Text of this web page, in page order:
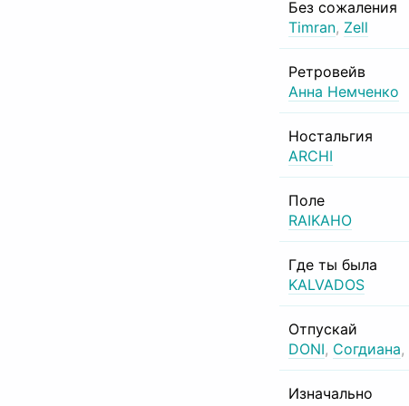
Без сожаления
Timran, Zell
Ретровейв
Анна Немченко
Ностальгия
ARCHI
Поле
RAIKAHO
Где ты была
KALVADOS
Отпускай
DONI, Согдиана,
Изначально